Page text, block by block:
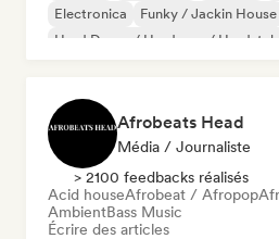
Electronica
Funky / Jackin House
Hard Dance / Hardcore / Hardstyle
Afrobeats Head
Média / Journaliste
> 2100 feedbacks réalisés
Acid houseAfrobeat / Afropop
AmbientBass Music
Écrire des articles